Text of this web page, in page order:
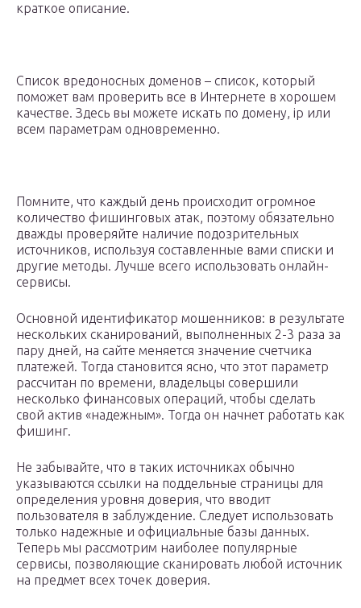
краткое описание.
Список вредоносных доменов – список, который
поможет вам проверить все в Интернете в хорошем
качестве. Здесь вы можете искать по домену, ip или
всем параметрам одновременно.
Помните, что каждый день происходит огромное
количество фишинговых атак, поэтому обязательно
дважды проверяйте наличие подозрительных
источников, используя составленные вами списки и
другие методы. Лучше всего использовать онлайн-
сервисы.
Основной идентификатор мошенников: в результате
нескольких сканирований, выполненных 2-3 раза за
пару дней, на сайте меняется значение счетчика
платежей. Тогда становится ясно, что этот параметр
рассчитан по времени, владельцы совершили
несколько финансовых операций, чтобы сделать
свой актив «надежным». Тогда он начнет работать как
фишинг.
Не забывайте, что в таких источниках обычно
указываются ссылки на поддельные страницы для
определения уровня доверия, что вводит
пользователя в заблуждение. Следует использовать
только надежные и официальные базы данных.
Теперь мы рассмотрим наиболее популярные
сервисы, позволяющие сканировать любой источник
на предмет всех точек доверия.